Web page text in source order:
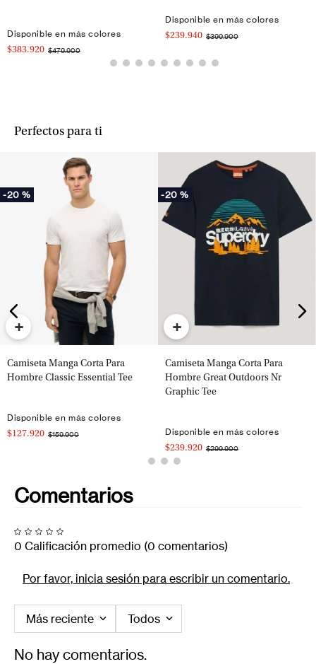
Disponible en más colores
$383.920 $479.900
Disponible en más colores
$239.940 $399.900
Perfectos para ti
-20 %
+
Camiseta Manga Corta Para
Hombre Classic Essential Tee
Disponible en más colores
$127.920 $159.900
-20 %
+
Camiseta Manga Corta Para
Hombre Great Outdoors Nr
Graphic Tee
Disponible en más colores
$239.920 $299.900
Comentarios
0 Calificación promedio (0 comentarios)
Por favor, inicia sesión para escribir un comentario.
Más reciente Todos
No hay comentarios.